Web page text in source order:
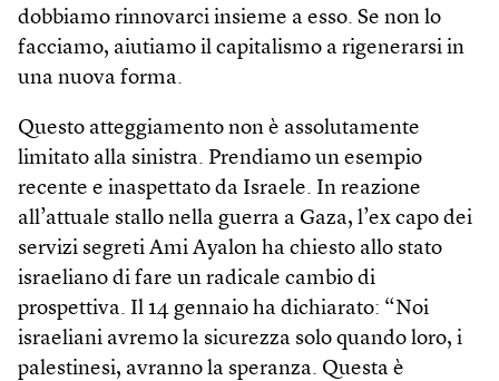
dobbiamo rinnovarci insieme a esso. Se non lo
facciamo, aiutiamo il capitalismo a rigenerarsi in
una nuova forma.
Questo atteggiamento non è assolutamente
limitato alla sinistra. Prendiamo un esempio
recente e inaspettato da Israele. In reazione
all’attuale stallo nella guerra a Gaza, l’ex capo dei
servizi segreti Ami Ayalon ha chiesto allo stato
israeliano di fare un radicale cambio di
prospettiva. Il 14 gennaio ha dichiarato: “Noi
israeliani avremo la sicurezza solo quando loro, i
palestinesi, avranno la speranza. Questa è